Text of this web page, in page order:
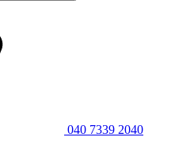
040 7339 2040